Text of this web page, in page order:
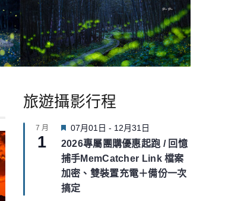
旅遊攝影行程
7 月
1
F
e
a
t
u
r
e
07月01日 - 12月31日
2026專屬團購優惠起跑 / 回憶
捕手MemCatcher Link 檔案
加密、雙裝置充電＋備份一次
搞定